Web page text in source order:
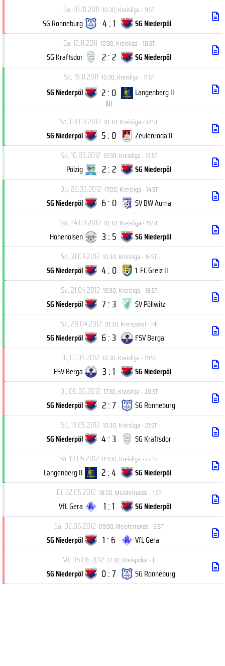
Sa, 05.11.2011 10:30,Kreisliga - 9.ST
SG Ronneburg 4 : 1
SG Niederpöl
Sa, 12.11.2011 10:30,Kreisliga - 10.ST
SG Kraftsdor 2 : 2
SG Niederpöl
Sa, 19.11.2011 10:30,Kreisliga - 11.ST
SG Niederpöl 2 : 0
(U)
Langenberg II
Sa, 03.03.2012 10:30,Kreisliga - 12.ST
SG Niederpöl 5 : 0
Zeulenroda II
Sa, 10.03.2012 10:30,Kreisliga - 13.ST
Pölzig 2 : 2
SG Niederpöl
Do, 22.03.2012 17:00,Kreisliga - 14.ST
SG Niederpöl 6 : 0
SV BW Auma
Sa, 24.03.2012 10:30,Kreisliga - 15.ST
Hohenölsen 3 : 5
SG Niederpöl
Sa, 31.03.2012 10:30,Kreisliga - 16.ST
SG Niederpöl 4 : 0
1. FC Greiz II
Sa, 21.04.2012 10:30,Kreisliga - 18.ST
SG Niederpöl 7 : 3
SV Pöllwitz
Sa, 28.04.2012 10:30,Kreispokal - HF
SG Niederpöl 6 : 3
FSV Berga
Di, 01.05.2012 10:30,Kreisliga - 19.ST
FSV Berga 3 : 1
SG Niederpöl
Di, 08.05.2012 17:30,Kreisliga - 20.ST
SG Niederpöl 2 : 7
SG Ronneburg
So, 13.05.2012 10:30,Kreisliga - 21.ST
SG Niederpöl 4 : 3
SG Kraftsdor
Sa, 19.05.2012 09:00,Kreisliga - 22.ST
Langenberg II 2 : 4
SG Niederpöl
Di, 22.05.2012 18:00,Meisterrunde - 1.ST
VfL Gera 1 : 1
SG Niederpöl
Sa, 02.06.2012 09:00,Meisterrunde - 2.ST
SG Niederpöl 1 : 6
VfL Gera
Mi, 06.06.2012 17:30,Kreispokal - F
SG Niederpöl 0 : 7 SG Ronneburg